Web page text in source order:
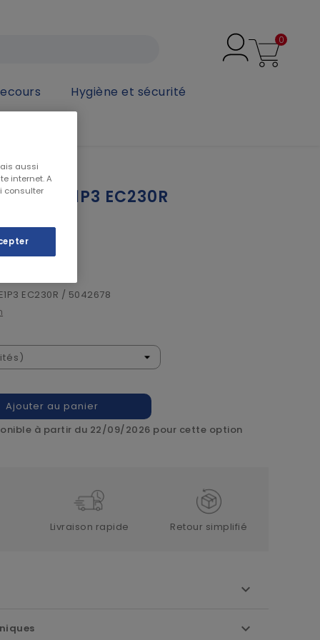
0
Hygiène et sécurité
A2B2E1P3 EC230R
EC230R / 5042678
Ajouter au panier
à partir du 22/09/2026 pour cette option
Livraison rapide Retour simplifié
aussi
internet. A
consulter